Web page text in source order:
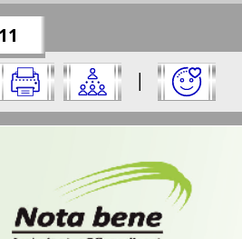
него:
|
и нажмите на нее:
5 Город 511